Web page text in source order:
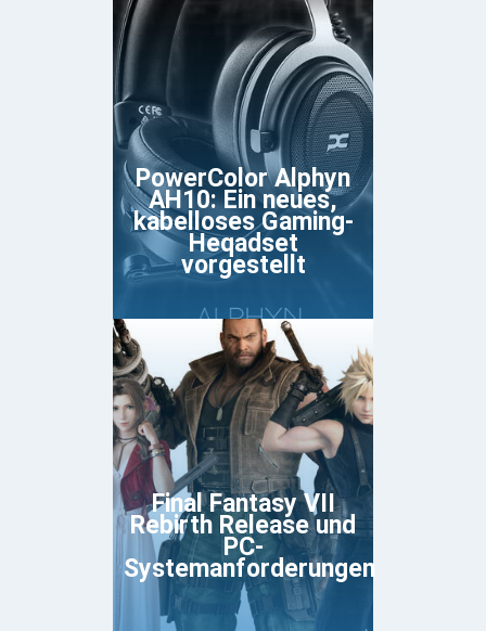
PowerColor Alphyn
AH10: Ein neues,
kabelloses Gaming-
Heqadset
vorgestellt
Final Fantasy VII
Rebirth Release und
PC-
Systemanforderungen